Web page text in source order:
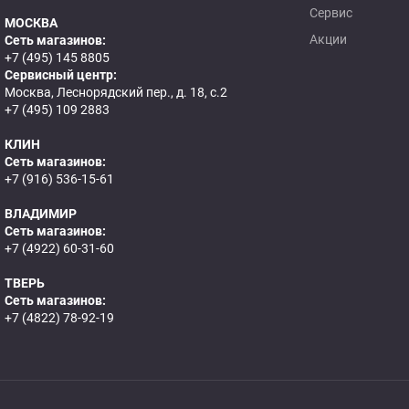
МОСКВА
Сеть магазинов:
+7 (495) 145 8805
Сервисный центр:
Москва, Леснорядский пер., д. 18, с.2
+7 (495) 109 2883
КЛИН
Сеть магазинов:
+7 (916) 536-15-61
ВЛАДИМИР
Сеть магазинов:
+7 (4922) 60-31-60
ТВЕРЬ
Сеть магазинов:
+7 (4822) 78-92-19
Сервис
Акции